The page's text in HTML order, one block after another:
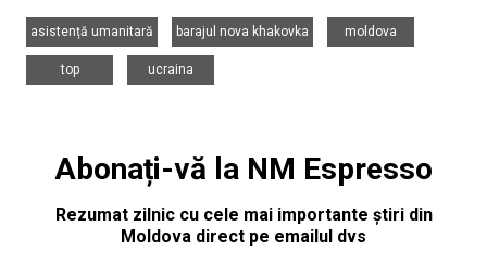
asistență umanitară
barajul nova khakovka
moldova
top
ucraina
Abonați-vă la NM Espresso
Rezumat zilnic cu cele mai importante știri din
Moldova direct pe emailul dvs